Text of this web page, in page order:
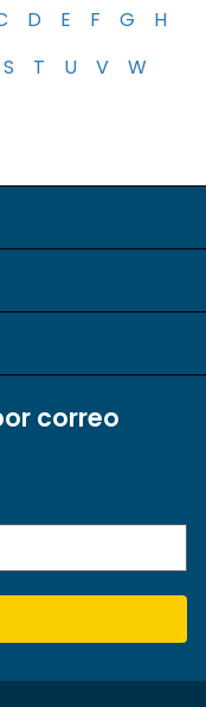
D E F G
H
S T U V
W
correo